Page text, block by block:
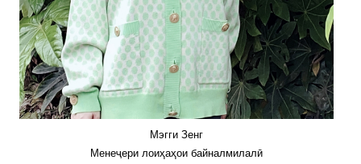
Мэгги Зенг
Менеҷери лоиҳаҳои байналмилалӣ